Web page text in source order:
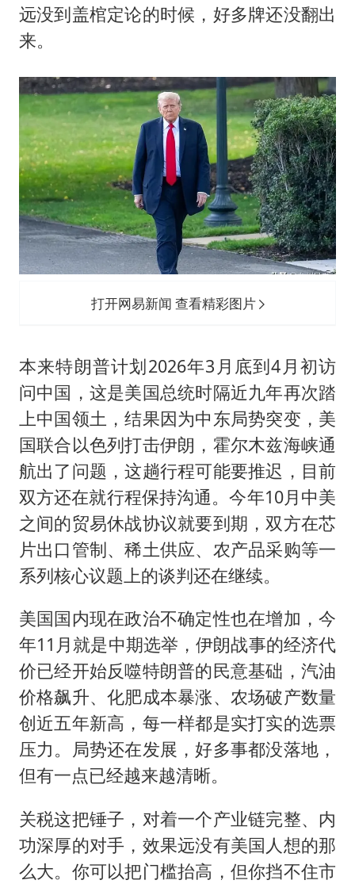
远没到盖棺定论的时候，好多牌还没翻出
来。
打开网易新闻 查看精彩图片
本来特朗普计划2026年3月底到4月初访
问中国，这是美国总统时隔近九年再次踏
上中国领土，结果因为中东局势突变，美
国联合以色列打击伊朗，霍尔木兹海峡通
航出了问题，这趟行程可能要推迟，目前
双方还在就行程保持沟通。今年10月中美
之间的贸易休战协议就要到期，双方在芯
片出口管制、稀土供应、农产品采购等一
系列核心议题上的谈判还在继续。
美国国内现在政治不确定性也在增加，今
年11月就是中期选举，伊朗战事的经济代
价已经开始反噬特朗普的民意基础，汽油
价格飙升、化肥成本暴涨、农场破产数量
创近五年新高，每一样都是实打实的选票
压力。局势还在发展，好多事都没落地，
但有一点已经越来越清晰。
关税这把锤子，对着一个产业链完整、内
功深厚的对手，效果远没有美国人想的那
么大。你可以把门槛抬高，但你挡不住市